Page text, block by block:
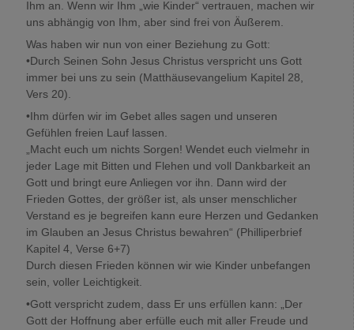
Ihm an. Wenn wir Ihm „wie Kinder“ vertrauen, machen wir
uns abhängig von Ihm, aber sind frei von Äußerem.
Was haben wir nun von einer Beziehung zu Gott:
•Durch Seinen Sohn Jesus Christus verspricht uns Gott
immer bei uns zu sein (Matthäusevangelium Kapitel 28,
Vers 20).
•Ihm dürfen wir im Gebet alles sagen und unseren
Gefühlen freien Lauf lassen.
„Macht euch um nichts Sorgen! Wendet euch vielmehr in
jeder Lage mit Bitten und Flehen und voll Dankbarkeit an
Gott und bringt eure Anliegen vor ihn. Dann wird der
Frieden Gottes, der größer ist, als unser menschlicher
Verstand es je begreifen kann eure Herzen und Gedanken
im Glauben an Jesus Christus bewahren“ (Philliperbrief
Kapitel 4, Verse 6+7)
Durch diesen Frieden können wir wie Kinder unbefangen
sein, voller Leichtigkeit.
•Gott verspricht zudem, dass Er uns erfüllen kann: „Der
Gott der Hoffnung aber erfülle euch mit aller Freude und